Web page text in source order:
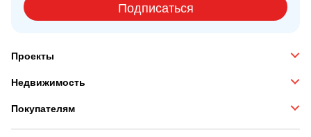
Подписаться
Проекты
Недвижимость
Покупателям